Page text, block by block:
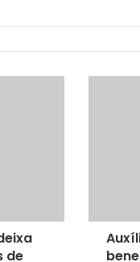
de